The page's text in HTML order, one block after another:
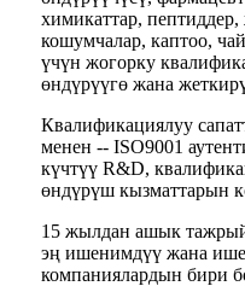
химикаттар,
кошумчалар, каптоо,
үчүн жогорку
өндүрүүгө жана
Квалификациялуу
менен -- ISO9001
күчтүү R&D,
өндүрүш кызматтарын
15 жылдан ашык
эң ишенимдүү жана
компаниялардын бири